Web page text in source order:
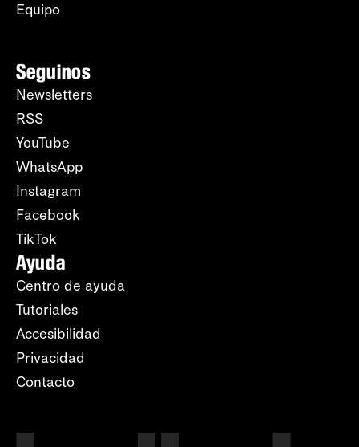
Equipo
Seguinos
Newsletters
RSS
YouTube
WhatsApp
Instagram
Facebook
TikTok
Ayuda
Centro de ayuda
Tutoriales
Accesibilidad
Privacidad
Contacto